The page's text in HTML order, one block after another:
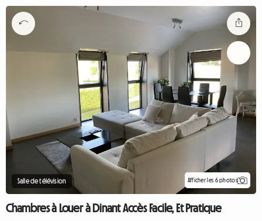
Salle de télévision Afficher les 6 photos
Chambres à Louer à Dinant Accès Facile, Et Pratique